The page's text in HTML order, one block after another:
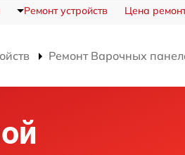
Ремонт устройств Цена
Ремонт Варочных